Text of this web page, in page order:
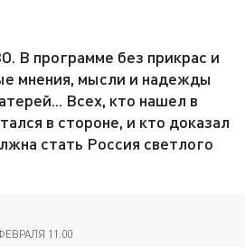
В программе без прикрас и
мнения, мысли и надежды
Всех, кто нашел в
в стороне, и кто доказал
стать Россия светлого
11:00